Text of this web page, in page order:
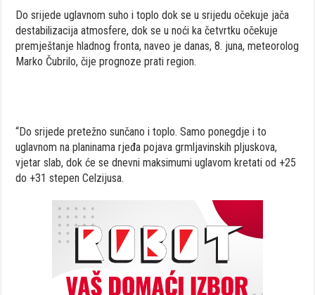
Do srijede uglavnom suho i toplo dok se u srijedu očekuje jača
destabilizacija atmosfere, dok se u noći ka četvrtku očekuje
premještanje hladnog fronta, naveo je danas, 8. juna, meteorolog
Marko Čubrilo, čije prognoze prati region.
“Do srijede pretežno sunčano i toplo. Samo ponegdje i to
uglavnom na planinama rjeđa pojava grmljavinskih pljuskova,
vjetar slab, dok će se dnevni maksimumi uglavom kretati od +25
do +31 stepen Celzijusa.